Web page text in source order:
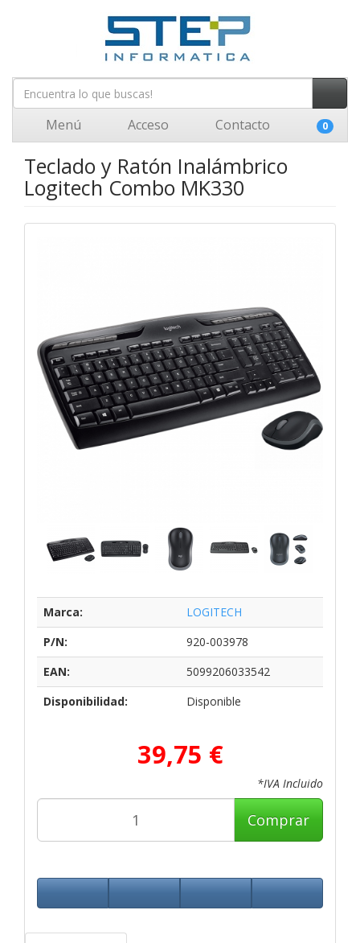
Menú Acceso Contacto 0
Teclado y Ratón Inalámbrico
Logitech Combo MK330
Marca:
LOGITECH
P/N:
920-003978
EAN:
5099206033542
Disponibilidad:
Disponible
39,75 €
*IVA Incluido
Comprar